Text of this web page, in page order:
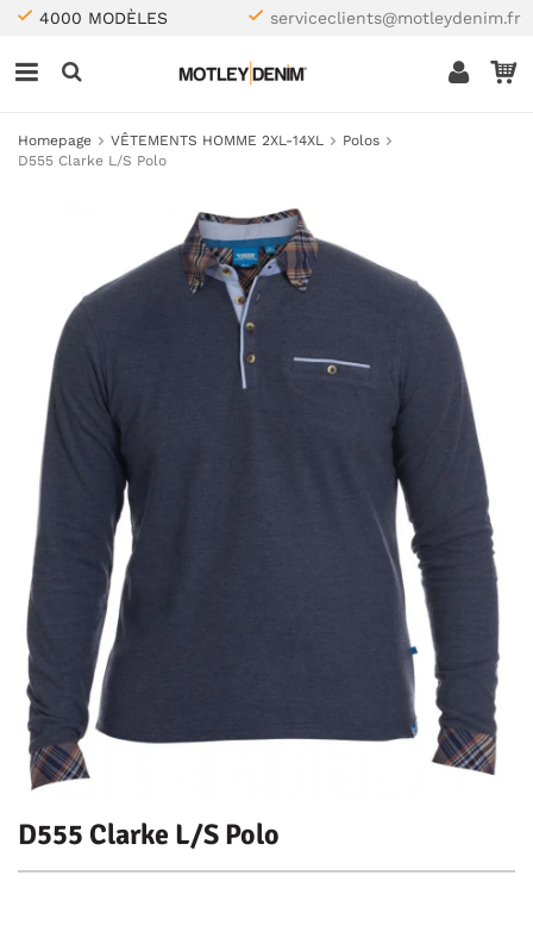
4000 MODÈLES serviceclients@motleydenim.fr
Homepage VÊTEMENTS HOMME 2XL-14XL
Polos
D555 Clarke L/S Polo
D555 Clarke L/S Polo